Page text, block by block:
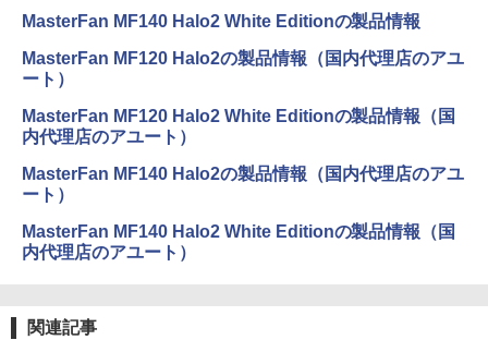
MasterFan MF140 Halo2 White Editionの製品情報
MasterFan MF120 Halo2の製品情報（国内代理店のアユ
ート）
MasterFan MF120 Halo2 White Editionの製品情報（国
内代理店のアユート）
MasterFan MF140 Halo2の製品情報（国内代理店のアユ
ート）
MasterFan MF140 Halo2 White Editionの製品情報（国
内代理店のアユート）
関連記事